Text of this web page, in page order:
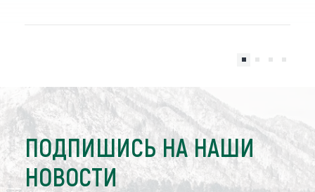
ПОДПИШИСЬ НА НАШИ
НОВОСТИ